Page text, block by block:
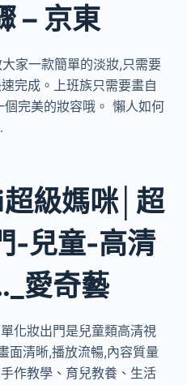
– 京東
家一款簡單的淡妝,只需要
完成。上班族只需要畫自
完美的妝容哦。 懶人如何
級媽咪│超
-兒童-高清
愛奇藝
化妝出門是兒童類高清視
面清晰,播放流暢,內容質量
作教學、育兒教養、生活